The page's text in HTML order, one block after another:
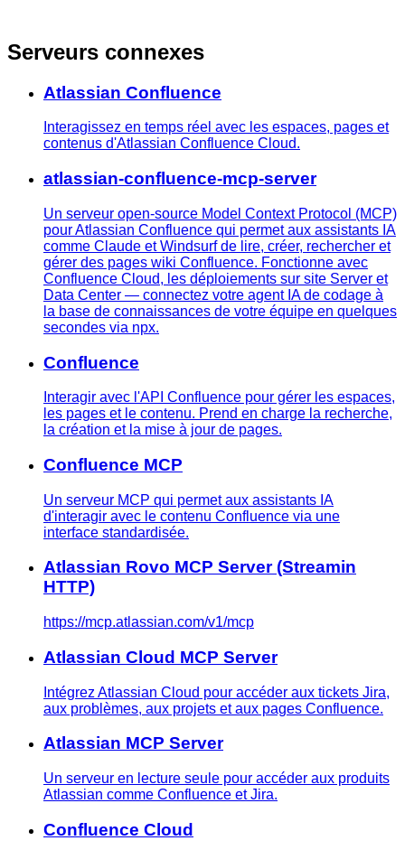
Serveurs connexes
Atlassian Confluence
Interagissez en temps réel avec les espaces, pages et
contenus d'Atlassian Confluence Cloud.
atlassian-confluence-mcp-server
Un serveur open-source Model Context Protocol (MCP)
pour Atlassian Confluence qui permet aux assistants IA
comme Claude et Windsurf de lire, créer, rechercher et
gérer des pages wiki Confluence. Fonctionne avec
Confluence Cloud, les déploiements sur site Server et
Data Center — connectez votre agent IA de codage à
la base de connaissances de votre équipe en quelques
secondes via npx.
Confluence
Interagir avec l'API Confluence pour gérer les espaces,
les pages et le contenu. Prend en charge la recherche,
la création et la mise à jour de pages.
Confluence MCP
Un serveur MCP qui permet aux assistants IA
d'interagir avec le contenu Confluence via une
interface standardisée.
Atlassian Rovo MCP Server (Streamin
HTTP)
https://mcp.atlassian.com/v1/mcp
Atlassian Cloud MCP Server
Intégrez Atlassian Cloud pour accéder aux tickets Jira,
aux problèmes, aux projets et aux pages Confluence.
Atlassian MCP Server
Un serveur en lecture seule pour accéder aux produits
Atlassian comme Confluence et Jira.
Confluence Cloud